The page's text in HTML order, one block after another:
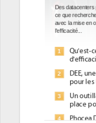
Des datacenters
ce que
avec la mise en
l'efficacité...
1
Qu'est-
2
DEE,
pour les
3
Un
place
4
Phocea